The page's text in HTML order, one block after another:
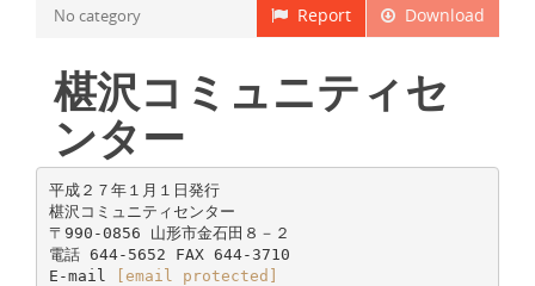
Download
Report
No category
椹沢コミュニティセ
ンター
平成２７年１月１日発行
椹沢コミュニティセンター
〒990-0856 山形市金石田８－２
電話 644-5652 FAX 644-3710
E-mail
[email protected]